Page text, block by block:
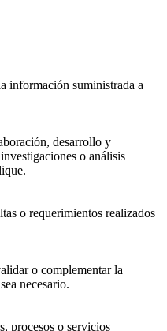
información suministrada a
desarrollo y
o análisis
o requerimientos realizados
o complementar la
necesario.
procesos o servicios